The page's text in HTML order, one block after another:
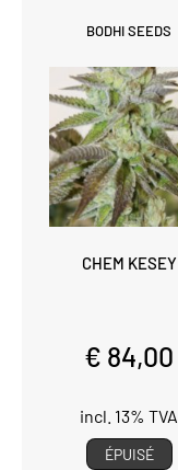
BODHI SEEDS
CHEM KESEY
€ 84,00
incl. 13% TVA
ÉPUISÉ